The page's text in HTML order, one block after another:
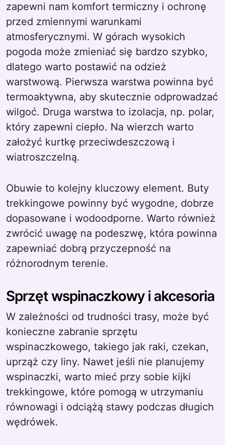
zapewni nam komfort termiczny i ochronę
przed zmiennymi warunkami
atmosferycznymi. W górach wysokich
pogoda może zmieniać się bardzo szybko,
dlatego warto postawić na odzież
warstwową. Pierwsza warstwa powinna być
termoaktywna, aby skutecznie odprowadzać
wilgoć. Druga warstwa to izolacja, np. polar,
który zapewni ciepło. Na wierzch warto
założyć kurtkę przeciwdeszczową i
wiatroszczelną.
Obuwie to kolejny kluczowy element. Buty
trekkingowe powinny być wygodne, dobrze
dopasowane i wodoodporne. Warto również
zwrócić uwagę na podeszwę, która powinna
zapewniać dobrą przyczepność na
różnorodnym terenie.
Sprzęt wspinaczkowy i akcesoria
W zależności od trudności trasy, może być
konieczne zabranie sprzętu
wspinaczkowego, takiego jak raki, czekan,
uprząż czy liny. Nawet jeśli nie planujemy
wspinaczki, warto mieć przy sobie kijki
trekkingowe, które pomogą w utrzymaniu
równowagi i odciążą stawy podczas długich
wędrówek.